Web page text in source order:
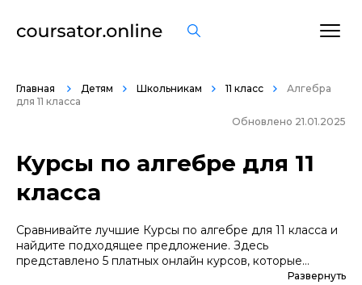
Главная Детям Школьникам 11 класс
Алгебра
для 11 класса
Обновлено 21.01.2025
Курсы по алгебре для 11
класса
Сравнивайте лучшие Курсы по алгебре для 11 класса и
найдите подходящее предложение. Здесь
представлено 5 платных онлайн курсов, которые
помогут вам стать грамотными специалистами. А если
Развернуть